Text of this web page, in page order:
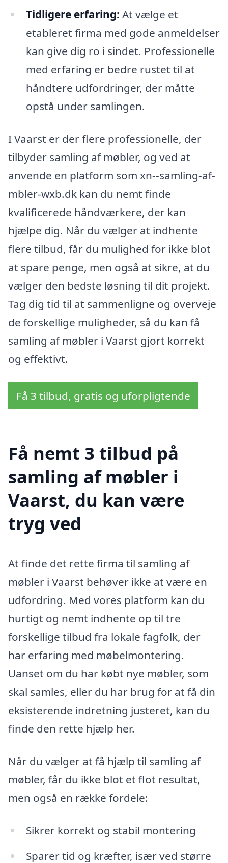
Tidligere erfaring: At vælge et
etableret firma med gode anmeldelser
kan give dig ro i sindet. Professionelle
med erfaring er bedre rustet til at
håndtere udfordringer, der måtte
opstå under samlingen.
I Vaarst er der flere professionelle, der
tilbyder samling af møbler, og ved at
anvende en platform som xn--samling-af-
mbler-wxb.dk kan du nemt finde
kvalificerede håndværkere, der kan
hjælpe dig. Når du vælger at indhente
flere tilbud, får du mulighed for ikke blot
at spare penge, men også at sikre, at du
vælger den bedste løsning til dit projekt.
Tag dig tid til at sammenligne og overveje
de forskellige muligheder, så du kan få
samling af møbler i Vaarst gjort korrekt
og effektivt.
Få 3 tilbud, gratis og uforpligtende
Få nemt 3 tilbud på
samling af møbler i
Vaarst, du kan være
tryg ved
At finde det rette firma til samling af
møbler i Vaarst behøver ikke at være en
udfordring. Med vores platform kan du
hurtigt og nemt indhente op til tre
forskellige tilbud fra lokale fagfolk, der
har erfaring med møbelmontering.
Uanset om du har købt nye møbler, som
skal samles, eller du har brug for at få din
eksisterende indretning justeret, kan du
finde den rette hjælp her.
Når du vælger at få hjælp til samling af
møbler, får du ikke blot et flot resultat,
men også en række fordele:
Sikrer korrekt og stabil montering
Sparer tid og kræfter, især ved større